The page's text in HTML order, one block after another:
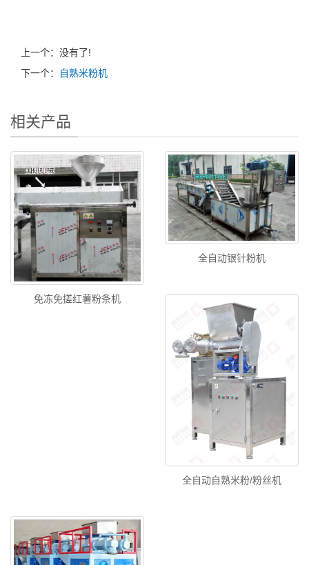
上一个：没有了!
下一个：
自熟米粉机
相关产品
免冻免搓红薯粉条机
全自动银针粉机
全自动自熟米粉/粉丝机